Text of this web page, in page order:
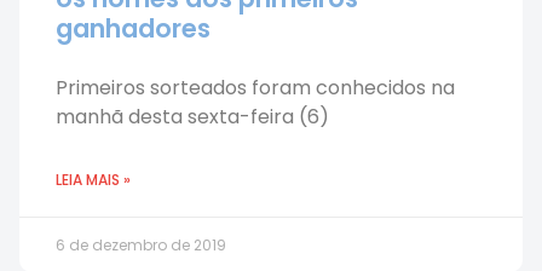
ganhadores
Primeiros sorteados foram conhecidos na
manhã desta sexta-feira (6)
LEIA MAIS »
6 de dezembro de 2019